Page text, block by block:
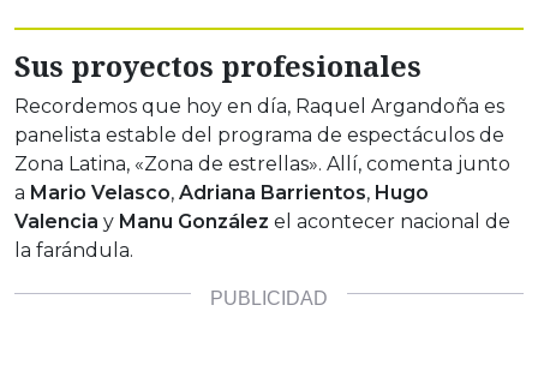
Sus proyectos profesionales
Recordemos que hoy en día, Raquel Argandoña es
panelista estable del programa de espectáculos de
Zona Latina, «Zona de estrellas». Allí, comenta junto
a Mario Velasco, Adriana Barrientos, Hugo
Valencia y Manu González el acontecer nacional de
la farándula.